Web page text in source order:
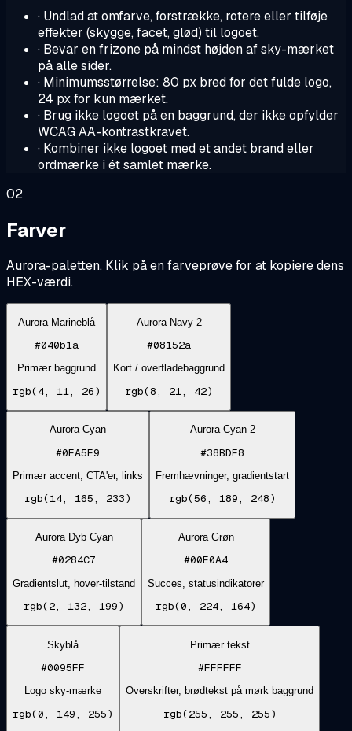
· Undlad at omfarve, forstrække, rotere eller tilføje
effekter (skygge, facet, glød) til logoet.
· Bevar en frizone på mindst højden af sky-mærket
på alle sider.
· Minimumsstørrelse: 80 px bred for det fulde logo,
24 px for kun mærket.
· Brug ikke logoet på en baggrund, der ikke opfylder
WCAG AA-kontrastkravet.
· Kombiner ikke logoet med et andet brand eller
ordmærke i ét samlet mærke.
02
Farver
Aurora-paletten. Klik på en farveprøve for at kopiere dens
HEX-værdi.
Aurora Marineblå
#040b1a
Primær baggrund
rgb(4, 11, 26)
Aurora Navy 2
#08152a
Kort / overfladebaggrund
rgb(8, 21, 42)
Aurora Cyan
#0EA5E9
Primær accent, CTA'er, links
rgb(14, 165, 233)
Aurora Cyan 2
#38BDF8
Fremhævninger, gradientstart
rgb(56, 189, 248)
Aurora Dyb Cyan
#0284C7
Gradientslut, hover-tilstand
rgb(2, 132, 199)
Aurora Grøn
#00E0A4
Succes, statusindikatorer
rgb(0, 224, 164)
Skyblå
#0095FF
Logo sky-mærke
rgb(0, 149, 255)
Primær tekst
#FFFFFF
Overskrifter, brødtekst på mørk baggrund
rgb(255, 255, 255)